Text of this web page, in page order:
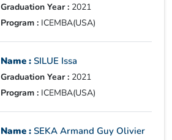
Graduation Year : 2021
Program : ICEMBA(USA)
Name : SILUE Issa
Graduation Year : 2021
Program : ICEMBA(USA)
Name : SEKA Armand Guy Olivier